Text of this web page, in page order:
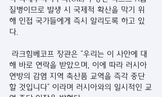
질병이므로 발생 시 국제적 확산을 막기 위
해 인접 국가들에게 즉시 알리도록 하고 있
다.
라크힘베코프 장관은 “우리는 이 사안에 대
해 바로 연락을 받았으며, 이에 따라 러시아
연방의 감염 지역 축산품 교역을 즉각 중단
할 것입니다“ 이라며 러시아와의 일시적인 교